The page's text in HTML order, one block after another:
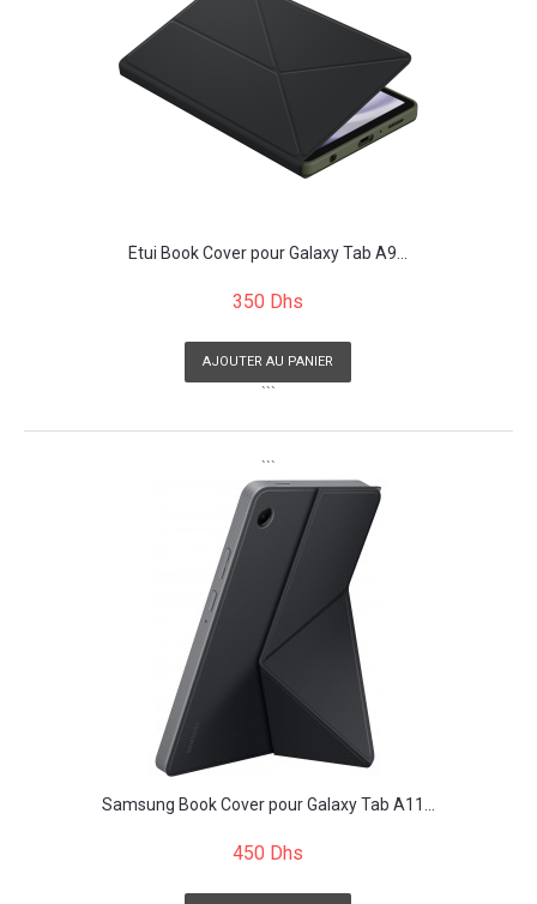
Étui Book Cover pour Galaxy Tab A9...
350 Dhs
AJOUTER AU PANIER
```
```
Samsung Book Cover pour Galaxy Tab A11...
450 Dhs